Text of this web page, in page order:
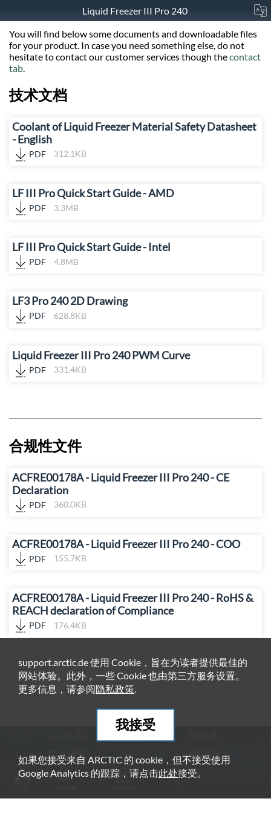
Liquid Freezer III Pro 240
You will find below some documents and downloadable files
for your product. In case you need something else, do not
hesitate to contact our customer services though thecontact
tab.
技术文档
Coolant of Liquid Freezer Material Safety Datasheet
- English
PDF 312.1KB
LF III Pro Quick Start Guide - AMD
PDF 3.3MB
LF III Pro Quick Start Guide - Intel
PDF 4.8MB
LF3 Pro 240 2D Drawing
PDF 628.8KB
Liquid Freezer III Pro 240 PWM Curve
PDF 331.4KB
合规性文件
ACFRE00178A - Liquid Freezer III Pro 240 - CE
Declaration
PDF 360.0KB
ACFRE00178A - Liquid Freezer III Pro 240 - COO
PDF 155.7KB
ACFRE00178A - Liquid Freezer III Pro 240 - RoHS &
REACH declaration of Compliance
PDF 176.4KB
隐私政策
法律声明
© ARCTIC (HK) Ltd. - 2026
support.arctic.de 使用 Cookie，旨在为读者提供最佳的
网站体验。此外，一些 Cookie 也由第三方服务设置。
更多信息，请参阅隐私政策.
我接受
如果您接受来自 ARCTIC 的 cookie，但不接受使用
Google Analytics 的跟踪，请点击此处接受。